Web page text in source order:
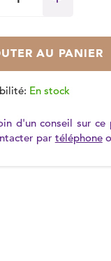
AU PANIER
En stock
d'un conseil sur ce
par téléphone